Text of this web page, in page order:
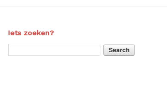
Iets zoeken?